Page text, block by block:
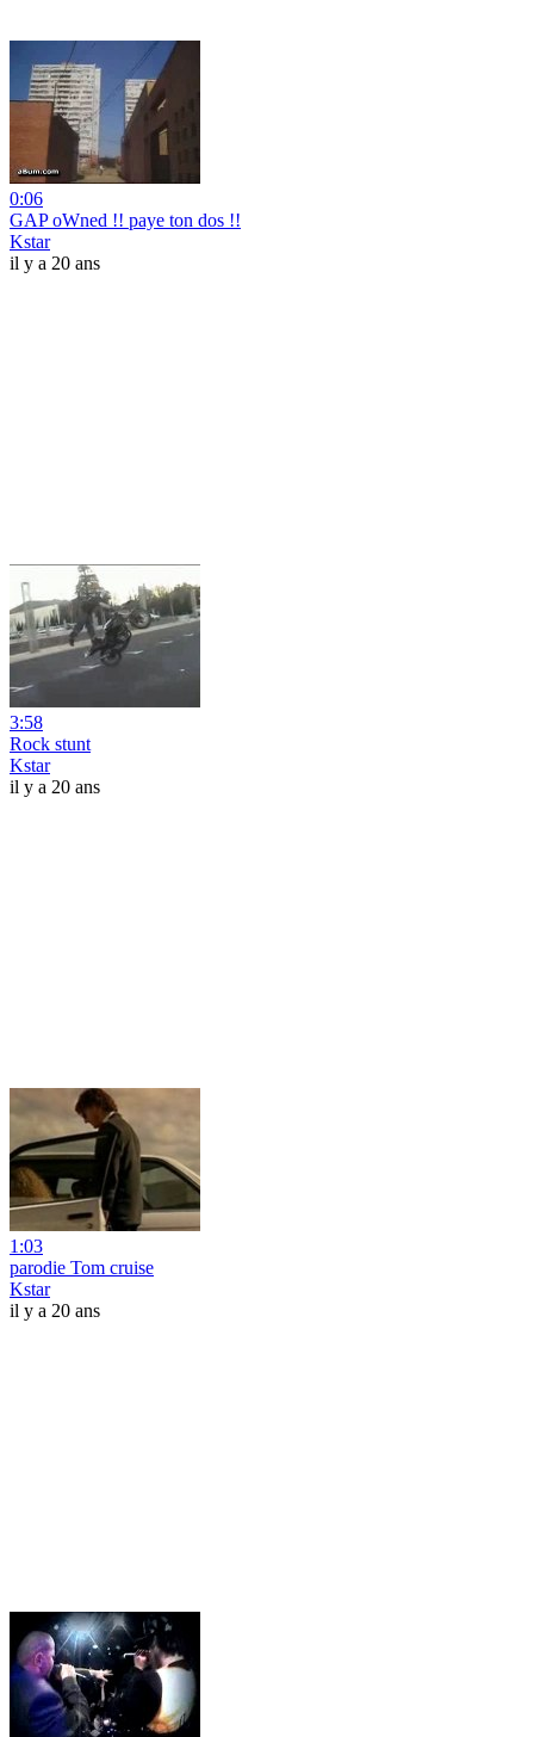
0:06
GAP oWned !! paye ton dos !!
Kstar
il y a 20 ans
3:58
Rock stunt
Kstar
il y a 20 ans
1:03
parodie Tom cruise
Kstar
il y a 20 ans